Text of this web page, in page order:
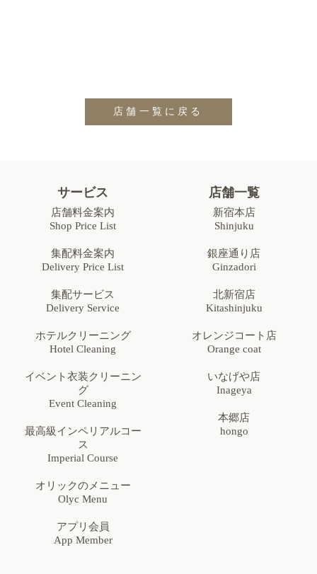
店舗一覧に戻る
サービス
店舗料金案内
Shop Price List
集配料金案内
Delivery Price List
集配サービス
Delivery Service
ホテルクリーニング
Hotel Cleaning
イベント衣装クリーニン
グ
Event Cleaning
最高級インペリアルコー
ス
Imperial Course
オリックのメニュー
Olyc Menu
アプリ会員
App Member
店舗一覧
新宿本店
Shinjuku
銀座通り店
Ginzadori
北新宿店
Kitashinjuku
オレンジコート店
Orange coat
いなげや店
Inageya
本郷店
hongo